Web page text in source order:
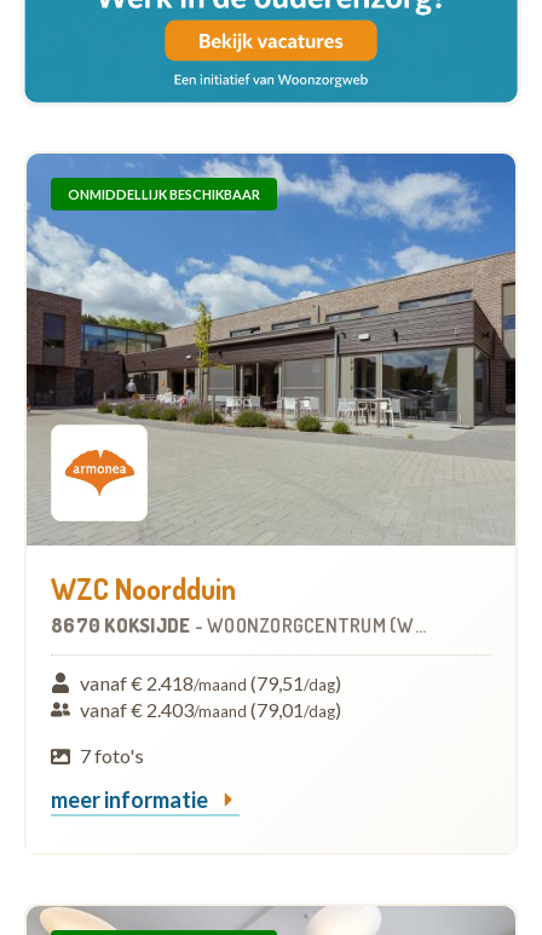
ONMIDDELLIJK BESCHIKBAAR
WZC Noordduin
8670 KOKSIJDE - WOONZORGCENTRUM (WZC)
vanaf € 2.418/maand (79,51/dag)
vanaf € 2.403/maand (79,01/dag)
7 foto's
meer informatie